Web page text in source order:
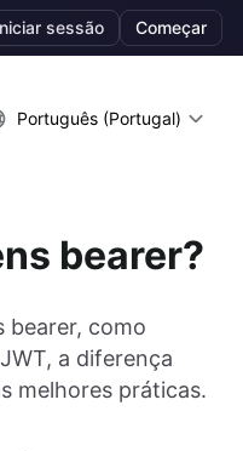
sessão Começar
Português (Portugal)
bearer?
bearer, como
a diferença
melhores práticas.